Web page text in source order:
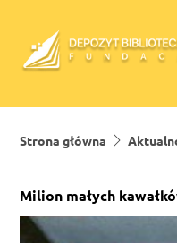
Strona główna
Milion małych